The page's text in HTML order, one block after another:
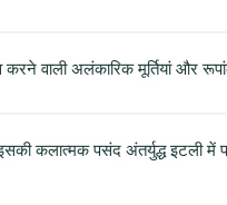
करने वाली अलंकारिक मूर्तियां और
कलात्मक पसंद अंतर्युद्ध इटली में